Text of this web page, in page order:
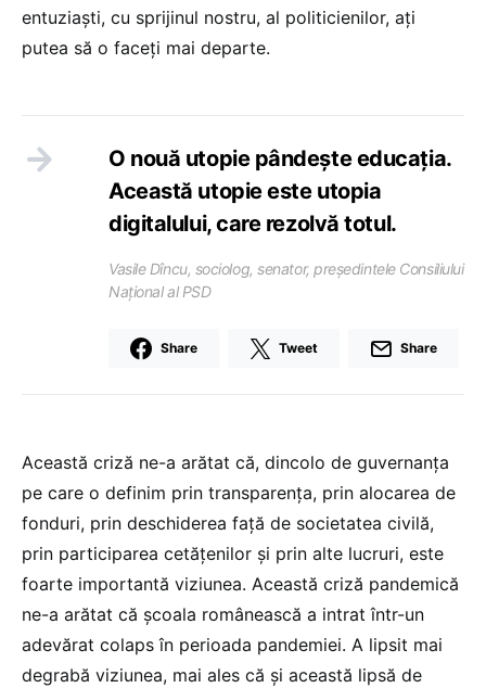
entuziaști, cu sprijinul nostru, al politicienilor, ați
putea să o faceți mai departe.
O nouă utopie pândește educația.
Această utopie este utopia
digitalului, care rezolvă totul.
Vasile Dîncu, sociolog, senator, președintele Consiliului
Național al PSD
Share Tweet Share
Această criză ne-a arătat că, dincolo de guvernanța
pe care o definim prin transparența, prin alocarea de
fonduri, prin deschiderea față de societatea civilă,
prin participarea cetățenilor și prin alte lucruri, este
foarte importantă viziunea. Această criză pandemică
ne-a arătat că școala românească a intrat într-un
adevărat colaps în perioada pandemiei. A lipsit mai
degrabă viziunea, mai ales că și această lipsă de